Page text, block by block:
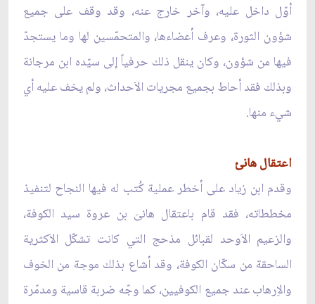
أوّل داخل عليه، وآخر خارج عنه، وقد وقف على جميع
شؤون الثورة، وعرف أعضاءها، والمتحمّسين لها وما يستجدّ
فيها من شؤون، وكان ينقل ذلك حرفياً إلى سيّده ابن مرجانة
وبذلك فقد أحاط بجميع مجريات الاَحداث، ولم يخف عليه أي
شيء منها.
اعتقال هانئ
وقدم ابن زياد على أخطر عملية كُتب له فيها النجاح لتنفيذ
مخططاته، فقد قام باعتقال هانىَ بن عروة سيد الكوفة،
والزعيم الاَوحد لقبائل مذحج التي كانت تشكّل الاَكثرية
الساحقة من سكّان الكوفة، وقد أشاع بذلك موجة من الخوف
والاِرهاب عند جميع الكوفيين، كما وجّه ضربة قاسية ومدمّرة